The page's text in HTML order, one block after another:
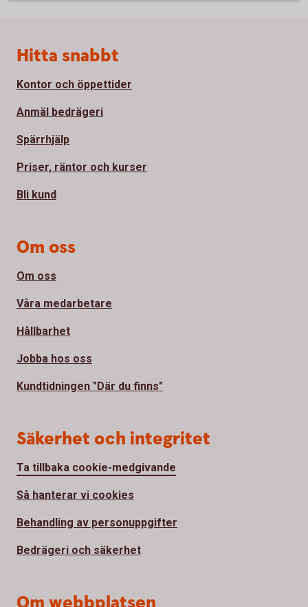
Sidfot
Hitta snabbt
Kontor och öppettider
Anmäl bedrägeri
Spärrhjälp
Priser, räntor och kurser
Bli kund
Om oss
Om oss
Våra medarbetare
Hållbarhet
Jobba hos oss
Kundtidningen "Där du finns"
Säkerhet och integritet
Ta tillbaka cookie-medgivande
Så hanterar vi cookies
Behandling av personuppgifter
Bedrägeri och säkerhet